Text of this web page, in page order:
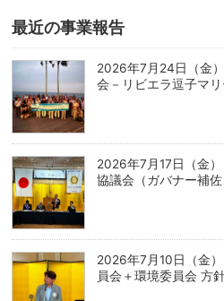
最近の事業報告
2026年7月24日（金
会－リビエラ逗子マ
2026年7月17日（金
協議会（ガバナー補
2026年7月10日（金
員会＋環境委員会 方